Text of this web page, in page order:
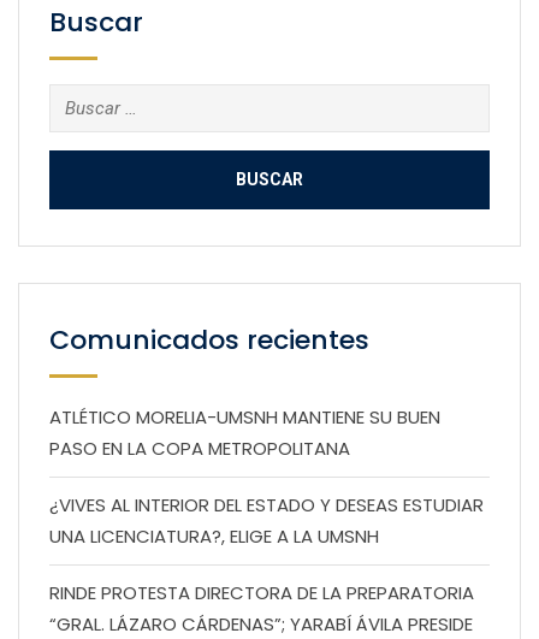
Buscar
Buscar:
Comunicados recientes
ATLÉTICO MORELIA-UMSNH MANTIENE SU BUEN
PASO EN LA COPA METROPOLITANA
¿VIVES AL INTERIOR DEL ESTADO Y DESEAS ESTUDIAR
UNA LICENCIATURA?, ELIGE A LA UMSNH
RINDE PROTESTA DIRECTORA DE LA PREPARATORIA
“GRAL. LÁZARO CÁRDENAS”; YARABÍ ÁVILA PRESIDE